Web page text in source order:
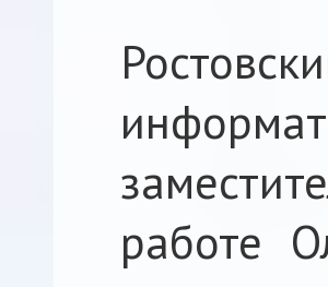
работе